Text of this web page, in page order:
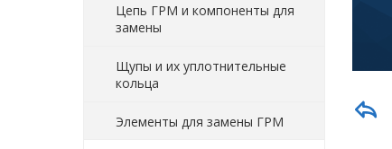
Цепь ГРМ и компоненты для
замены
Щупы и их уплотнительные
кольца
Элементы для замены ГРМ